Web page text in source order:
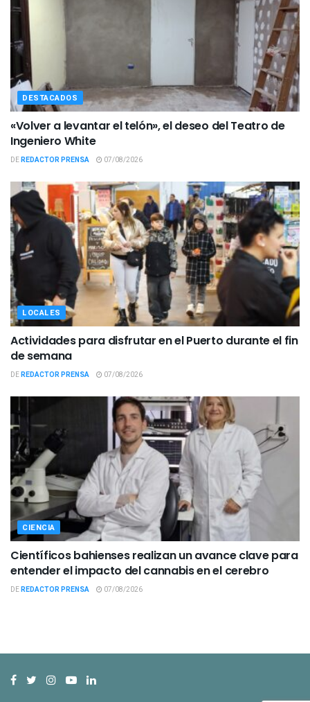
DESTACADOS
«Volver a levantar el telón», el deseo del Teatro de
Ingeniero White
DEREDACTOR PRENSA 07/08/2026
LOCALES
Actividades para disfrutar en el Puerto durante el fin
de semana
DEREDACTOR PRENSA 07/08/2026
CIENCIA
Científicos bahienses realizan un avance clave para
entender el impacto del cannabis en el cerebro
DEREDACTOR PRENSA 07/08/2026